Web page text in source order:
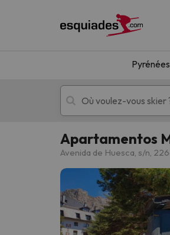
Pyrénées
Séjours au ski
Apartamentos
Avenida de Huesca, s/n,